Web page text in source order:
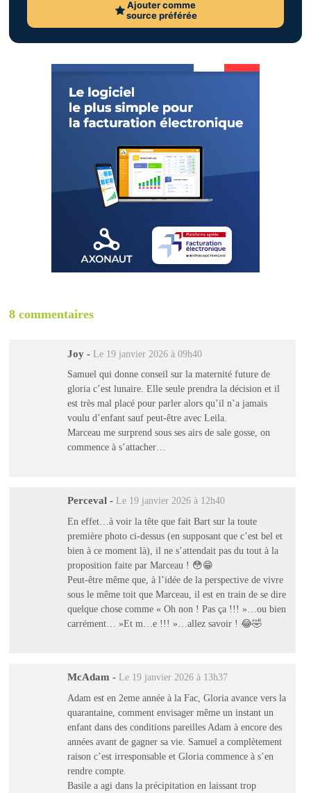
Ajouter comme
source préférée
8 commentaires
Joy - Le 19 janvier 2026 à 09h40
Samuel qui donne conseil sur la maternité future de
gloria c’est lunaire. Elle seule prendra la décision et il
est très mal placé pour parler alors qu’il n’a jamais
voulu d’enfant sauf peut-être avec Leila.
Marceau me surprend sous ses airs de sale gosse, on
commence à s’attacher…
Perceval - Le 19 janvier 2026 à 12h40
En effet…à voir la tête que fait Bart sur la toute
première photo ci-dessus (en supposant que c’est bel et
bien à ce moment là), il ne s’attendait pas du tout à la
proposition faite par Marceau ! 😳😁
Peut-être même que, à l’idée de la perspective de vivre
sous le même toit que Marceau, il est en train de se dire
quelque chose comme « Oh non ! Pas ça !!! »…ou bien
carrément… »Et m…e !!! »…allez savoir ! 😂🤣
McAdam - Le 19 janvier 2026 à 13h37
Adam est en 2eme année à la Fac, Gloria avance vers la
quarantaine, comment envisager même un instant un
enfant dans des conditions pareilles Adam à encore des
années avant de gagner sa vie. Samuel a complètement
raison c’est irresponsable et Gloria commence à s’en
rendre compte.
Basile a agi dans la précipitation en laissant trop